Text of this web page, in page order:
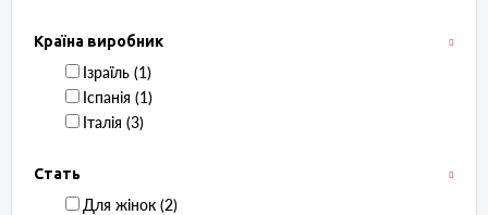
Країна виробник
Ізраїль ‏ (1)
Іспанія ‏ (1)
Італія ‏ (3)
Стать
Для жінок ‏ (2)